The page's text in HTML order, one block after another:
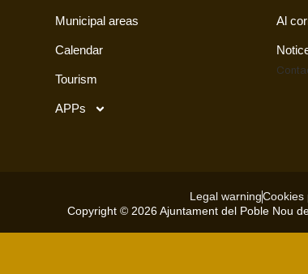
Municipal areas
Calendar
Tourism
APPs
Al
Legal warningCookies
Copyright © 2026 Ajuntament del Poble Nou